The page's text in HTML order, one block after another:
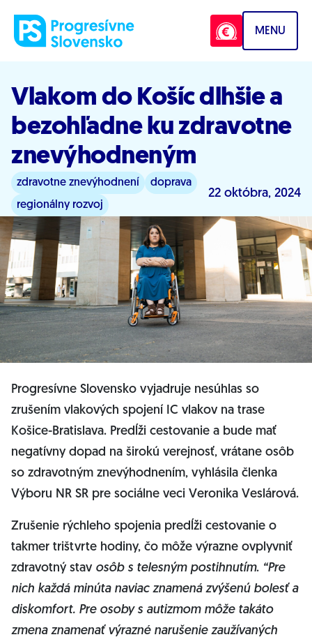
MENU
Vlakom do Košíc dlhšie a
bezohľadne ku zdravotne
znevýhodneným
zdravotne znevýhodnení
doprava
regionálny rozvoj
22 októbra, 2024
Progresívne Slovensko vyjadruje nesúhlas so
zrušením vlakových spojení IC vlakov na trase
Košice-Bratislava. Predĺži cestovanie a bude mať
negatívny dopad na širokú verejnosť, vrátane osôb
so zdravotným znevýhodnením, vyhlásila členka
Výboru NR SR pre sociálne veci Veronika Veslárová.
Zrušenie rýchleho spojenia predĺži cestovanie o
takmer trištvrte hodiny, čo môže výrazne ovplyvniť
zdravotný stav osôb s telesným postihnutím. “Pre
nich každá minúta naviac znamená zvýšenú bolesť a
diskomfort. Pre osoby s autizmom môže takáto
zmena znamenať výrazné narušenie zaužívaných